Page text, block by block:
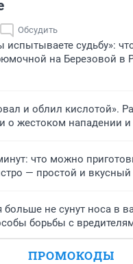
Обсудить
испытываете судьбу»:
на Березовой в
и облил кислотой».
о жестоком нападении
что можно
— простой и
больше не сунут носа в
борьбы с
ПРОМОКОДЫ